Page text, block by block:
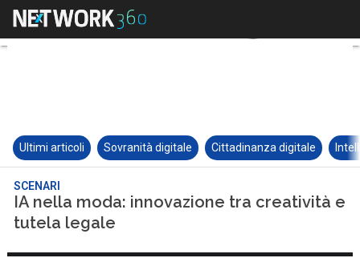
Ultimi articoli Sovranità digitale Cittadinanza digitale
SCENARI
IA nella moda: innovazione tra creatività e
tutela legale